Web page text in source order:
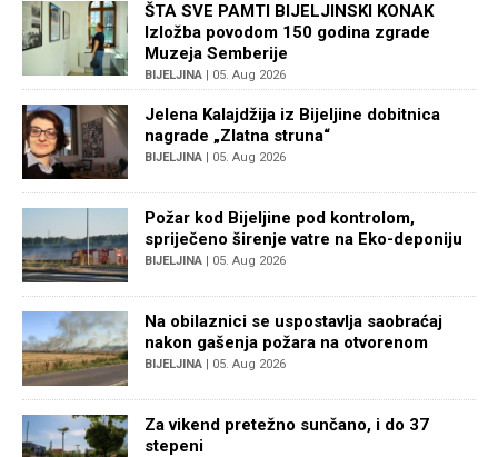
ŠTA SVE PAMTI BIJELJINSKI KONAK
Izložba povodom 150 godina zgrade
Muzeja Semberije
BIJELJINA | 05. Aug 2026
Jelena Kalajdžija iz Bijeljine dobitnica
nagrade „Zlatna struna“
BIJELJINA | 05. Aug 2026
Požar kod Bijeljine pod kontrolom,
spriječeno širenje vatre na Eko-deponiju
BIJELJINA | 05. Aug 2026
Na obilaznici se uspostavlja saobraćaj
nakon gašenja požara na otvorenom
BIJELJINA | 05. Aug 2026
Za vikend pretežno sunčano, i do 37
stepeni